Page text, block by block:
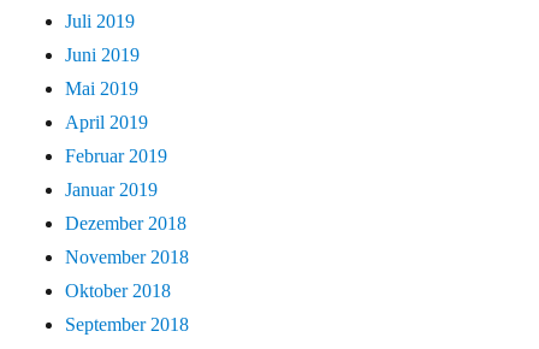
Juli 2019
Juni 2019
Mai 2019
April 2019
Februar 2019
Januar 2019
Dezember 2018
November 2018
Oktober 2018
September 2018